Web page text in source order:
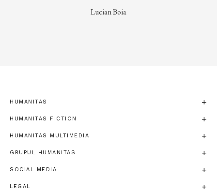
Lucian Boia
HUMANITAS
HUMANITAS FICTION
HUMANITAS MULTIMEDIA
GRUPUL HUMANITAS
SOCIAL MEDIA
LEGAL